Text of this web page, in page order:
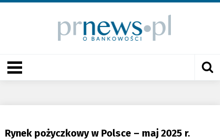
Rynek pożyczkowy w Polsce – maj 2025 r.